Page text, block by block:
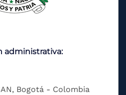
administrativa:
Bogotá - Colombia